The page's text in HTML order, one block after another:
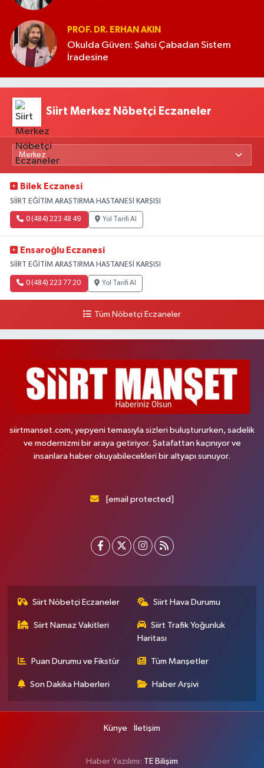
PROF. DR. ERHAN AKIN
Okulda Güven: Şahsi Çabadan Sistem
İradesine
Siirt Merkez Nöbetçi Eczaneler
Bilek Eczanesi
SİİRT EĞİTİM ARAŞTIRMA HASTANESİ KARŞISI
0 (484) 223 48 49 Yol Tarifi Al
Ensaroğlu Eczanesi
SİİRT EĞİTİM ARAŞTIRMA HASTANESİ KARŞISI
0 (484) 223 77 20 Yol Tarifi Al
Tüm Nöbetçi Eczaneler
siirtmanset.com, yepyeni temasıyla sizleri buluştururken, sadelik
ve modernizmi bir araya getiriyor. Şatafattan kaçınıyor ve
insanlara haber okuyabilecekleri bir altyapı sunuyor.
[email protected]
Siirt Nöbetçi Eczaneler Siirt Hava Durumu
Siirt Namaz Vakitleri
Siirt Trafik Yoğunluk
Haritası
Puan Durumu ve Fikstür Tüm Manşetler
Son Dakika Haberleri Haber Arşivi
Künye İletişim
Haber Yazılımı: TE Bilişim